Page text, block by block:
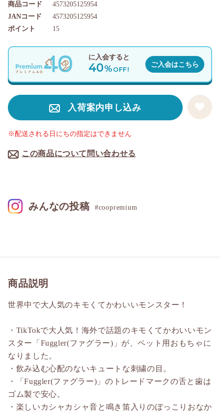
商品コード 4573205125954
ポイント 15
JANコード 4573205125954
入荷案内申し込み
この商品について問い合わせる
※配送される日にちの指定はできません
に入会すると
40%OFF!
ご入会はこちら
商品説明
世界中で大人気のキモくてかわいいモンスター！
・TikTokで大人気！海外で話題のキモくてかわいいモン
スター「Fuggler(ファグラー)」が、ペット用おもちゃに
なりました。
・飲み込む心配のないキュートな刺繍の目。
・「Fuggler(ファグラー)」のトレードマークの舌と歯は
ゴム製で安心。
・楽しいカシャカシャ音と鳴き笛入りのぽっこりおなか
みんなの投稿 #coopremium